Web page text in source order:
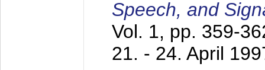
Speech, and
Vol. 1, pp. 359-
21. - 24. April